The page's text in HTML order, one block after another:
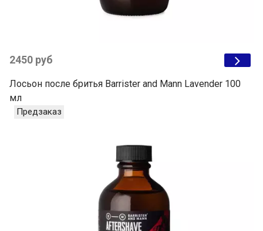
2450 руб
Лосьон после бритья Barrister and Mann Lavender 100
мл
Предзаказ